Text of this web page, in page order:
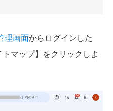
理画面からログインした
マップ】をクリックしよ